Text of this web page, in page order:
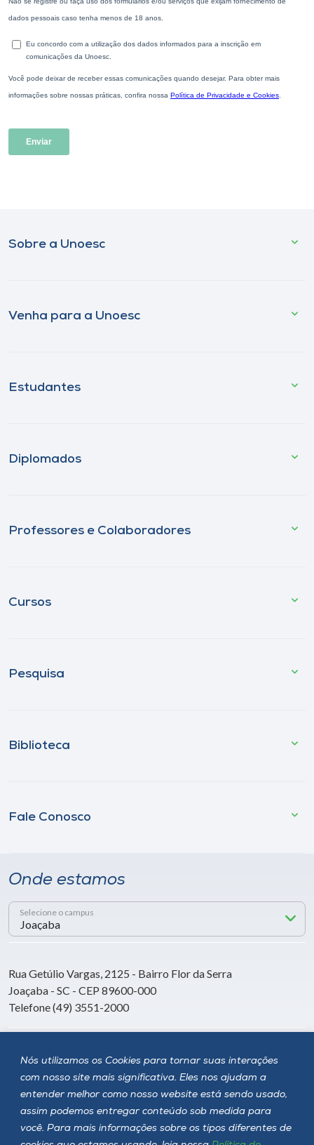
Nós utilizamos os Cookies para tornar suas interações
com nosso site mais significativa. Eles nos ajudam a
entender melhor como nosso website está sendo usado,
assim podemos entregar conteúdo sob medida para
você. Para mais informações sobre os tipos diferentes de
Sobre a Unoesc
Venha para a Unoesc
Estudantes
Diplomados
Professores e Colaboradores
Cursos
Pesquisa
Biblioteca
Fale Conosco
Onde estamos
Selecione o campus
Rua Getúlio Vargas, 2125 - Bairro Flor da Serra
Joaçaba - SC - CEP 89600-000
Telefone (49) 3551-2000
Siga a Unoesc